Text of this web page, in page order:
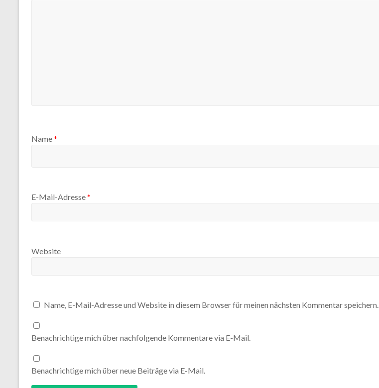
Name*
E-Mail-Adresse*
Website
Name, E-Mail-Adresse und Website in diesem Browser für meinen nächsten Kommentar speichern.
Benachrichtige mich über nachfolgende Kommentare via E-Mail.
Benachrichtige mich über neue Beiträge via E-Mail.